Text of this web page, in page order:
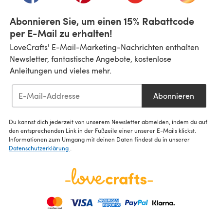
Abonnieren Sie, um einen 15% Rabattcode
per E-Mail zu erhalten!
LoveCrafts' E-Mail-Marketing-Nachrichten enthalten
Newsletter, fantastische Angebote, kostenlose
Anleitungen und vieles mehr.
Abonnieren
Du kannst dich jederzeit von unserem Newsletter abmelden, indem du auf
den entsprechenden Link in der Fußzeile einer unserer E-Mails klickst.
Informationen zum Umgang mit deinen Daten findest du in unserer
Datenschutzerklärung